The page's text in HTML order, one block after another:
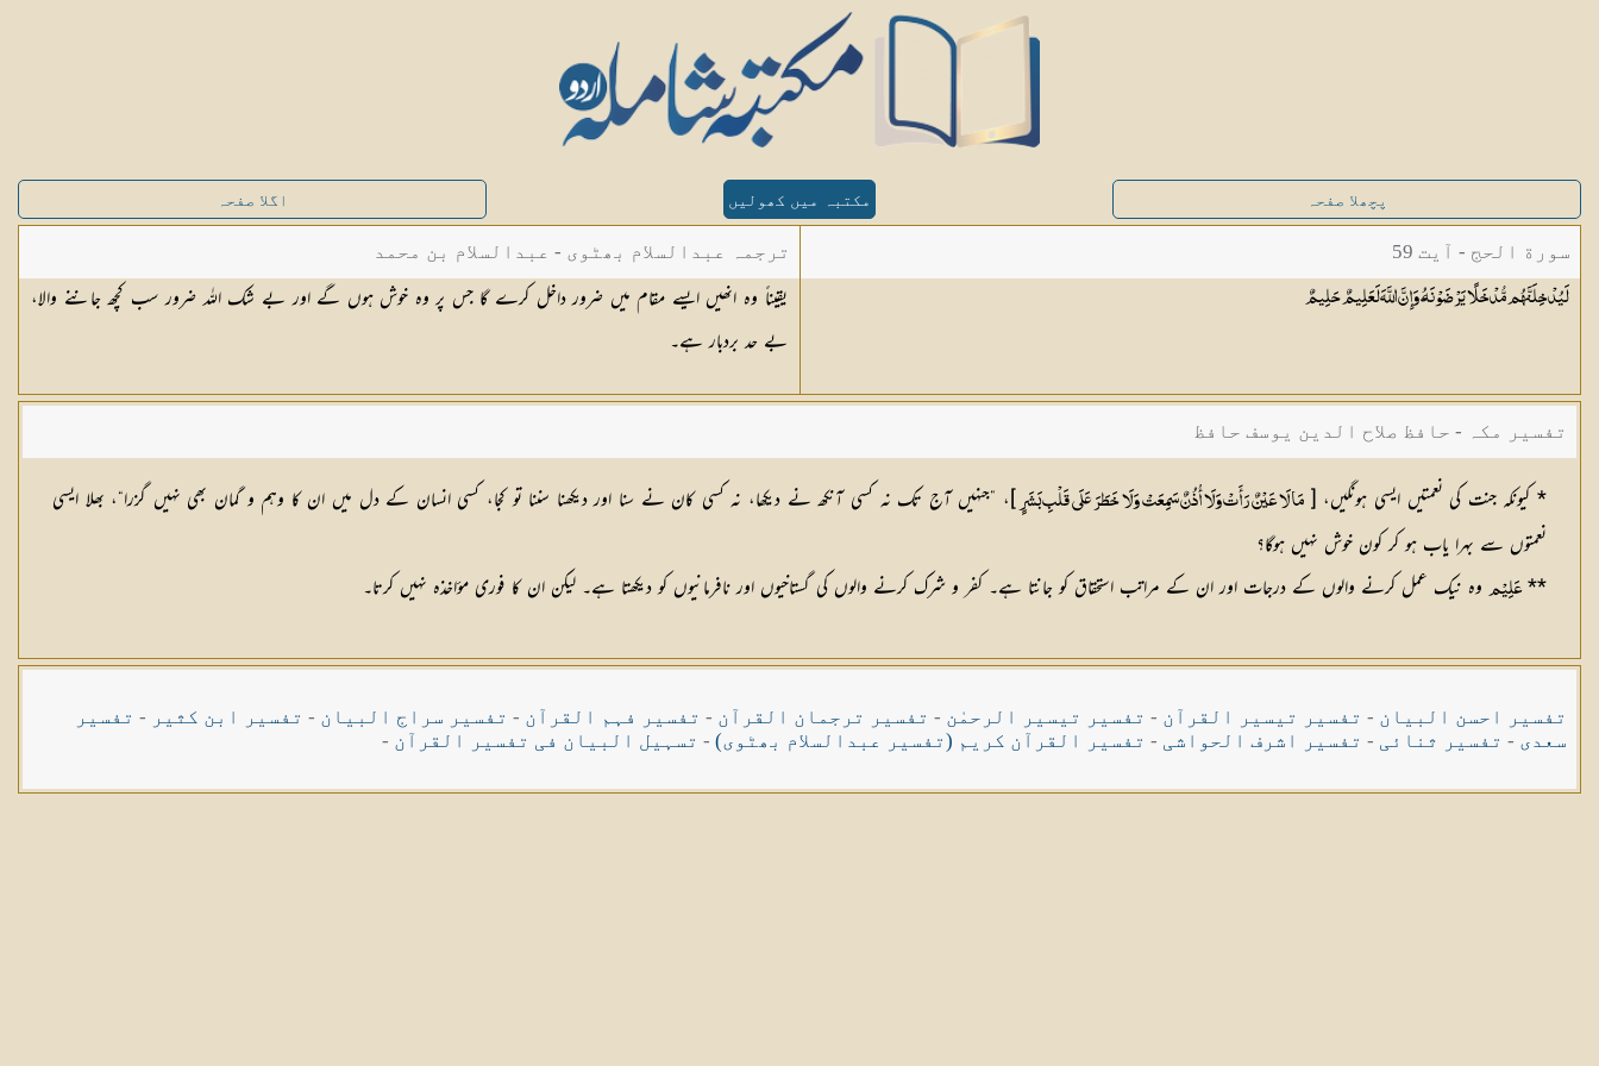
پچھلا صفحہ مکتبہ میں کھولیں اگلا صفحہ
سورة الحج - آیت 59
لَيُدْخِلَنَّهُم مُّدْخَلًا يَرْضَوْنَهُ ۗ وَإِنَّ اللَّهَ لَعَلِيمٌحَلِيمٌ
ترجمہ عبدالسلام بھٹوی - عبدالسلام بن محمد
یقیناً وہ انھیں ایسے مقام میں ضرور داخل کرے گا جس پر وہ خوش ہوں گے اور بے شک اللہ ضرور سب کچھ جاننے والا،
بے حد بردبار ہے۔
تفسیر مکہ - حافظ صلاح الدین یوسف حافظ
* کیونکہ جنت کی نعمتیں ایسی ہونگیں، [ مَا لَا عَيْنٌ رَأَتْ وَلَا أُذُنٌ سَمِعَتْ وَلَا خَطَرَ عَلَى قَلْبِ بَشَرٍ]، ”جنہیں آج تک نہ کسی آنکھ نے دیکھا، نہ کسی کان نے سنا اور دیکھنا سننا تو کجا، کسی انسان کے دل میں ان کا وہم و گمان بھی نہیں گزرا“، بھلا ایسی
نعمتوں سے بہرا یاب ہو کر کون خوش نہیں ہوگا؟
**عَلِیْم وہ نیک عمل کرنے والوں کے درجات اور ان کے مراتب استحقاق کو جانتا ہے۔ کفر و شرک کرنے والوں کی گستاخیوں اور نافرمانیوں کو دیکھتا ہے۔ لیکن ان کا فوری مؤاخذہ نہیں کرتا۔
تفسیر احسن البیان - تفسیر تیسیر القرآن - تفسیر تیسیر الرحمٰن - تفسیر ترجمان القرآن - تفسیر فہم القرآن - تفسیر سراج البیان - تفسیر ابن کثیر - تفسیر
سعدی - تفسیر ثنائی - تفسیر اشرف الحواشی - تفسیر القرآن کریم (تفسیر عبدالسلام بھٹوی) - تسہیل البیان فی تفسیر القرآن -